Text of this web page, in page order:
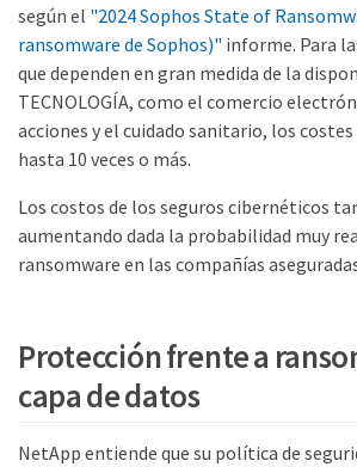
según el "2024 Sophos State of
ransomware de Sophos)" informe. Para
que dependen en gran medida de la
TECNOLOGÍA, como el comercio
acciones y el cuidado sanitario, los
hasta 10 veces o más.
Los costos de los seguros cibernéticos
aumentando dada la probabilidad muy
ransomware en las compañías
Protección frente a
capa de datos
NetApp entiende que su política de